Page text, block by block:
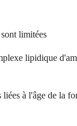
limitées
lipidique
à l'âge de la